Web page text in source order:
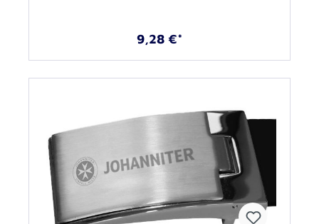
9,28 €*